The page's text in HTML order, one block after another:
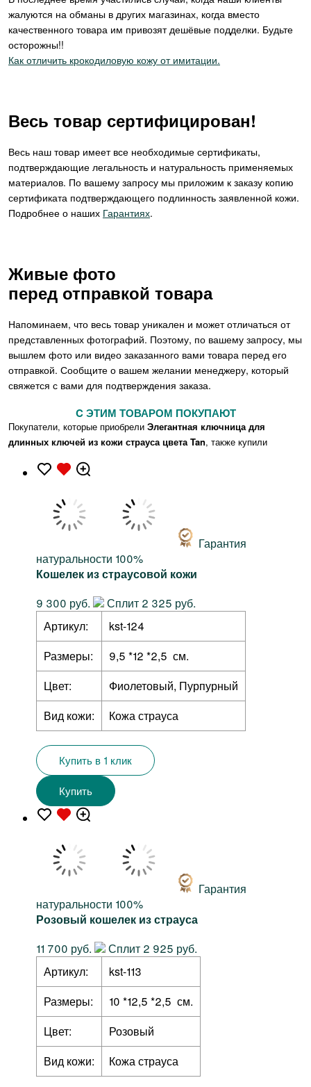
жалуются на обманы в других магазинах, когда вместо
качественного товара им привозят дешёвые подделки. Будьте
осторожны!!
Как отличить крокодиловую кожу от имитации.
Весь товар сертифицирован!
Весь наш товар имеет все необходимые сертификаты,
подтверждающие легальность и натуральность применяемых
материалов. По вашему запросу мы приложим к заказу копию
сертификата подтверждающего подлинность заявленной кожи.
Подробнее о наших Гарантиях.
Живые фото
перед отправкой товара
Напоминаем, что весь товар уникален и может отличаться от
представленных фотографий. Поэтому, по вашему запросу, мы
вышлем фото или видео заказанного вами товара перед его
отправкой. Сообщите о вашем желании менеджеру, который
свяжется с вами для подтверждения заказа.
C ЭТИМ ТОВАРОМ ПОКУПАЮТ
Покупатели, которые приобрели Элегантная ключница для
длинных ключей из кожи страуса цвета Tan, также купили
Гарантия
натуральности 100%
Кошелек из страусовой кожи
9 300 руб.
Сплит 2 325 руб.
Артикул:
kst-124
Размеры:
9,5 *12 *2,5 см.
Цвет:
Фиолетовый, Пурпурный
Вид кожи:
Кожа страуса
Купить в 1 клик
Купить
Гарантия
натуральности 100%
Розовый кошелек из страуса
11 700 руб.
Сплит 2 925 руб.
Артикул:
kst-113
Размеры:
10 *12,5 *2,5 см.
Цвет:
Розовый
Вид кожи:
Кожа страуса